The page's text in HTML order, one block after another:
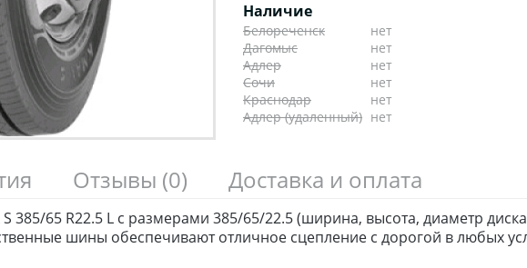
Наличие
Белореченск
нет
Дагомыс
нет
Адлер
нет
Сочи
нет
Краснодар
нет
Адлер (удаленный) нет
Отзывы (0) Доставка и оплата
385/65 R22.5 L с размерами 385/65/22.5 (ширина, высота, диаметр
шины обеспечивают отличное сцепление с дорогой в любых